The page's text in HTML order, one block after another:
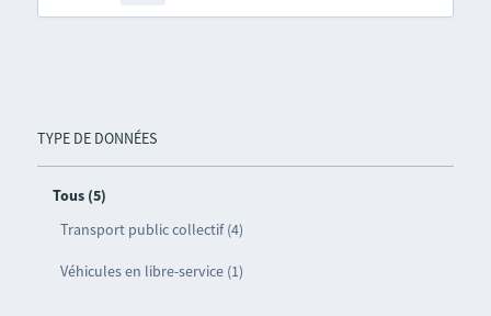
TYPE DE DONNÉES
Tous (5)
Transport public collectif (4)
Véhicules en libre-service (1)